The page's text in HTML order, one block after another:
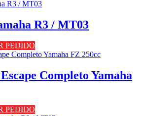
R3 / MT03
PEDIDO
Completo Yamaha
PEDIDO